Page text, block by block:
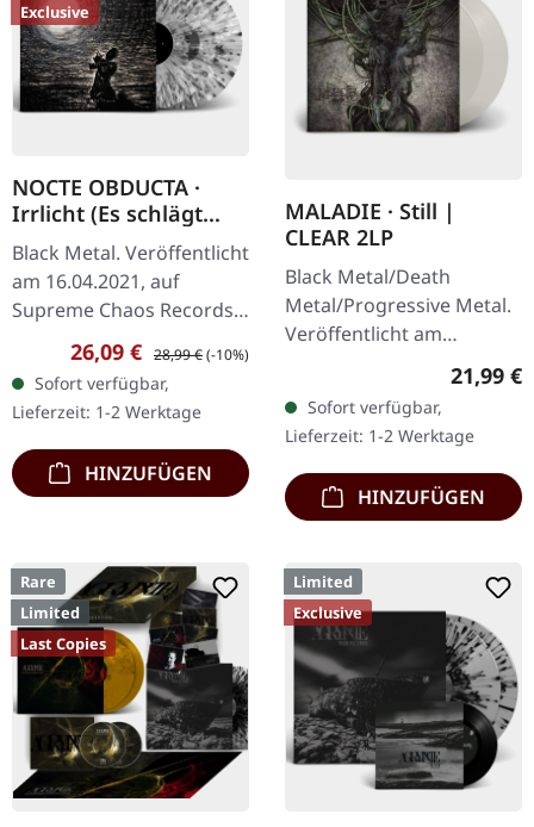
Exclusive
NOCTE OBDUCTA ·
Irrlicht (Es schlägt
dem Mond ein kaltes
Herz) | SPLATTER 2LP
Black Metal. Veröffentlicht
am 16.04.2021, auf
Supreme Chaos Records.
Ultra Clear Doppel-Vinyl
mit grauen, weißen und
schwarzen Splatters im…
Verkaufspreis:
26,09 € Regulärer Preis:
28,99 €(-10%)
Sofort verfügbar,
Lieferzeit: 1-2 Werktage
HINZUFÜGEN
MALADIE · Still |
CLEAR 2LP
Black Metal/Death
Metal/Progressive Metal.
Veröffentlicht am
10.04.2015, auf Supreme
Transparentes Doppel-
Vinyl im schweren…
21,99 €
Sofort verfügbar,
Lieferzeit: 1-2 Werktage
HINZUFÜGEN
Rare
Limited
Last Copies
Limited
Exclusive